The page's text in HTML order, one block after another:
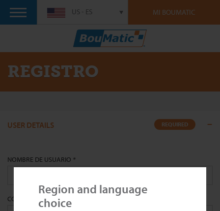
Region and language
choice
MI BOUMATIC
US - ES
REGISTRO
USER DETAILS REQUIRED
NOMBRE DE USUARIO *
CORREO ELECTRÓNICO